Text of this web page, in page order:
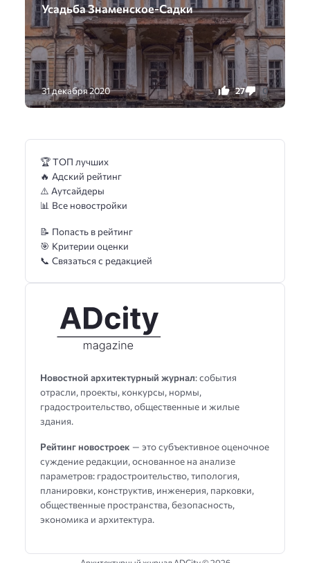
Усадьба Знаменское-Садки
31 декабря 2020 27 0
Новостной архитектурный журнал: события
отрасли, проекты, конкурсы, нормы,
градостроительство, общественные и жилые
здания.
Рейтинг новостроек — это субъективное оценочное
суждение редакции, основанное на анализе
параметров: градостроительство, типология,
планировки, конструктив, инженерия, парковки,
общественные пространства, безопасность,
экономика и архитектура.
🏆 ТОП лучших
🔥 Адский рейтинг
⚠️ Аутсайдеры
📊 Все новостройки
📝 Попасть в рейтинг
🎯 Критерии оценки
📞 Связаться с редакцией